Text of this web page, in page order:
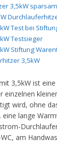
3,5kW
Test bei
Testsieger
Stiftung
3,5kW
3,5kW ist
einzelnen
wird, ohne
lange
am